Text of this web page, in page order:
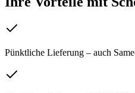
Pünktliche Lieferung – auch